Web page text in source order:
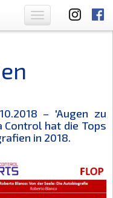
Toggle
navigation
– 'Augen zu
Control hat die Tops
in 2018.